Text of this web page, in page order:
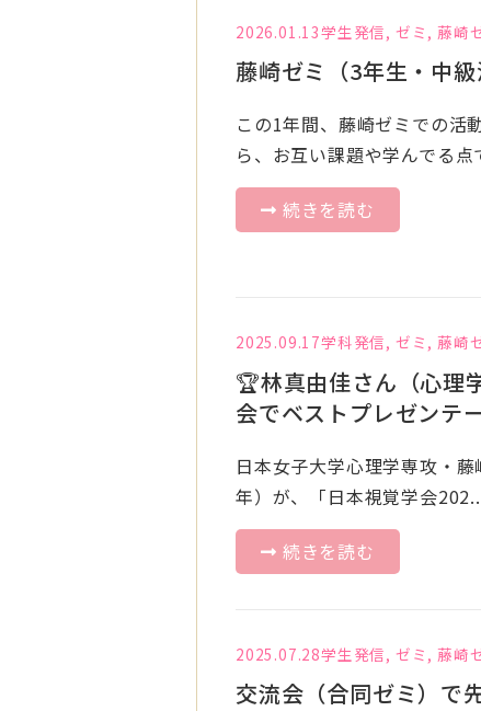
2026.01.13学生発信, ゼミ , 藤崎
藤崎ゼミ（3年生・中
この1年間、藤崎ゼミでの活
ら、お互い課題や学んでる点
続きを読む
2025.09.17学科発信, ゼミ , 藤崎
🏆林真由佳さん（心理
会でベストプレゼンテ
日本女子大学心理学専攻・
年）が、「日本視覚学会
続きを読む
2025.07.28学生発信, ゼミ , 藤崎
交流会（合同ゼミ）で